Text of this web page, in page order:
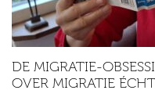
DE MIGRATIE-
OVER MIGRATIE